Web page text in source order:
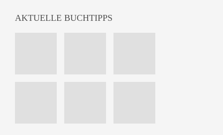
AKTUELLE BUCHTIPPS